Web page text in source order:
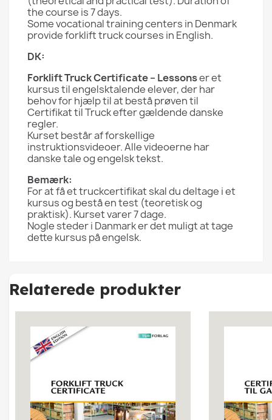
the course is 7 days.
Some vocational training centers in Denmark
provide forklift truck courses in English.
DK:
Forklift Truck Certificate – Lessonser et
kursus til engelsktalende elever, der har
behov for hjælp til at bestå prøven til
Certifikat til Truck efter gældende danske
regler.
Kurset består af forskellige
instruktionsvideoer. Alle videoerne har
danske tale og engelsk tekst.
Bemærk:
For at få et truckcertifikat skal du deltage i et
kursus og bestå en test (teoretisk og
praktisk). Kurset varer 7 dage.
Nogle steder i Danmark er det muligt at tage
dette kursus på engelsk.
Relaterede produkter